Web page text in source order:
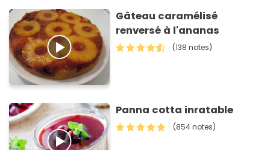
Gâteau caramélisé
renversé à l'ananas
(138 notes)
Panna cotta inratable
(854 notes)